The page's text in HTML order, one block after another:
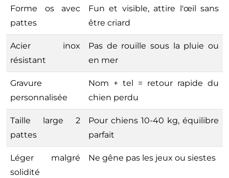
Forme os avec
pattes
Fun et visible, attire l'œil sans
être criard
Acier inox
résistant
Pas de rouille sous la pluie ou
en mer
Gravure
personnalisée
Nom + tel = retour rapide du
chien perdu
Taille large 2
pattes
Pour chiens 10-40 kg, équilibre
parfait
Léger malgré
solidité
Ne gêne pas les jeux ou siestes